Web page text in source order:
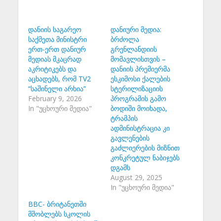
დანიის საგარეო
საქმეთა მინისტრი
ერთ-ერთ დანიურ
მედიას მკაცრად
აკრიტიკებს და
აცხადებს, რომ TV2
“საშინელი არხია”
February 9, 2026
In "უცხოური მედია"
დანიური მედია:
ბრძოლა
გრენლანდიის
მომავლისთვის –
დანიის პრემიერმა
ესკიმოსი ქალების
სტერილიზაციის
პროგრამის გამო
ბოდიში მოიხადა,
ტრამპის
ადმინისტრაცია კი
გავლენების
გაძლიერების მიზნით
კონკრეტულ ნაბიჯებს
დგამს
August 29, 2025
In "უცხოური მედია"
BBC- ბრიტანეთში
მშობლებს სკოლის